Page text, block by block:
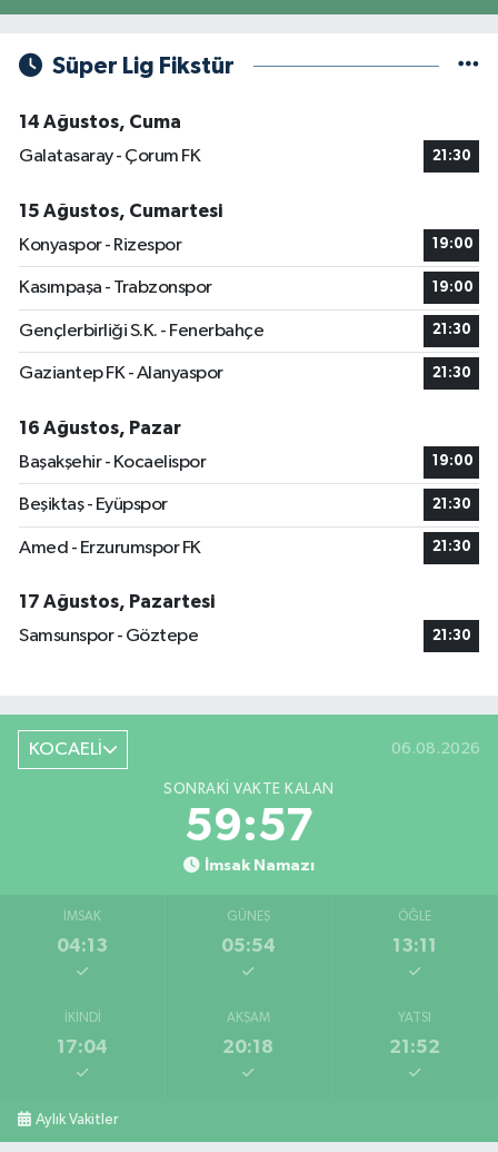
Süper Lig Fikstür
14 Ağustos, Cuma
Galatasaray - Çorum FK
21:30
15 Ağustos, Cumartesi
Konyaspor - Rizespor
19:00
Kasımpaşa - Trabzonspor 19:00
Gençlerbirliği S.K. - Fenerbahçe 21:30
Gaziantep FK - Alanyaspor 21:30
16 Ağustos, Pazar
Başakşehir - Kocaelispor
19:00
Beşiktaş - Eyüpspor 21:30
Amed - Erzurumspor FK 21:30
17 Ağustos, Pazartesi
Samsunspor - Göztepe
21:30
KOCAELİ 06.08.2026
SONRAKI VAKTE KALAN
59:57
İmsak Namazı
İMSAK
04:13
GÜNEŞ
05:54
ÖĞLE
13:11
İKINDI
17:04
AKŞAM
20:18
YATSI
21:52
Aylık Vakitler